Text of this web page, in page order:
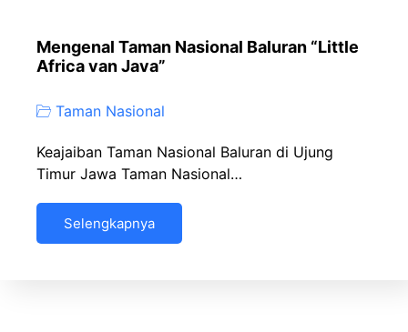
Mengenal Taman Nasional Baluran “Little
Africa van Java”
Taman Nasional
Keajaiban Taman Nasional Baluran di Ujung
Timur Jawa Taman Nasional…
Selengkapnya